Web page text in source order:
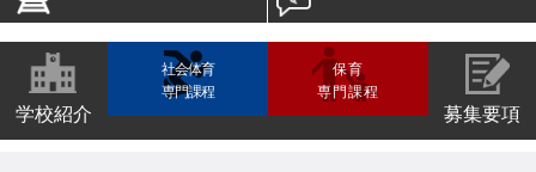
学校紹介
社会体育
専門課程
保育
専門課程
募集要項